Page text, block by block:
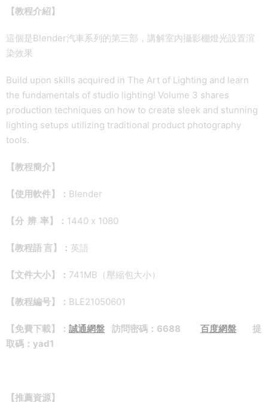
【教程介紹】
這個是Blender汽車系列的第三部，講解室内攝影棚燈光設置渲
染效果
Build upon skills acquired in The Art of Lighting and learn
the fundamentals of studio lighting! Volume 3 shares
production techniques on how to create sleek and stunning
lighting setups utilizing traditional product photography
tools.
【教程簡介】
【使用軟件】： Blender
【分 辨 率】： 1440 x 1080
【教程語 言】： 英語
【文件大小】： 741MB（壓縮包大小）
【教程編号】： BLE21050601
【免費下載】： 誠通網盤 訪問密碼：6688 百度網盤 提
取碼：yad1
【推薦資源】